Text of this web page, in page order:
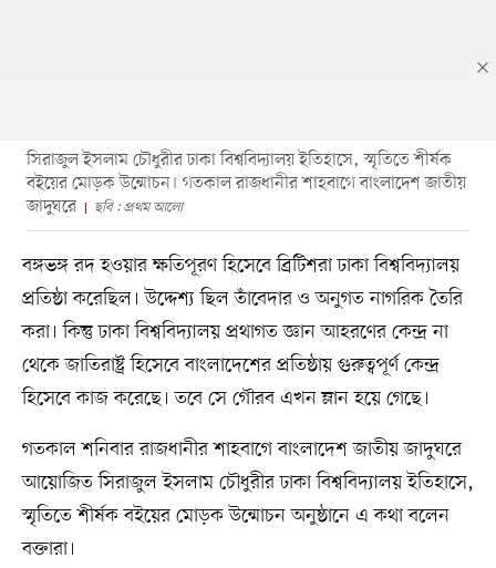
সিরাজুল ইসলাম চৌধুরীর ঢাকা বিশ্ববিদ্যালয় ইতিহাসে, স্মৃতিতে শীর্ষক
বইয়ের মোড়ক উন্মোচন। গতকাল রাজধানীর শাহবাগে বাংলাদেশ জাতীয়
জাদুঘরে
ছবি : প্রথম আলো
বঙ্গভঙ্গ রদ হওয়ার ক্ষতিপূরণ হিসেবে ব্রিটিশরা ঢাকা বিশ্ববিদ্যালয়
প্রতিষ্ঠা করেছিল। উদ্দেশ্য ছিল তাঁবেদার ও অনুগত নাগরিক তৈরি
করা। কিন্তু ঢাকা বিশ্ববিদ্যালয় প্রথাগত জ্ঞান আহরণের কেন্দ্র না
থেকে জাতিরাষ্ট্র হিসেবে বাংলাদেশের প্রতিষ্ঠায় গুরুত্বপূর্ণ কেন্দ্র
হিসেবে কাজ করেছে। তবে সে গৌরব এখন ম্লান হয়ে গেছে।
গতকাল শনিবার রাজধানীর শাহবাগে বাংলাদেশ জাতীয় জাদুঘরে
আয়োজিত সিরাজুল ইসলাম চৌধুরীর ঢাকা বিশ্ববিদ্যালয় ইতিহাসে,
স্মৃতিতে শীর্ষক বইয়ের মোড়ক উন্মোচন অনুষ্ঠানে এ কথা বলেন
বক্তারা।